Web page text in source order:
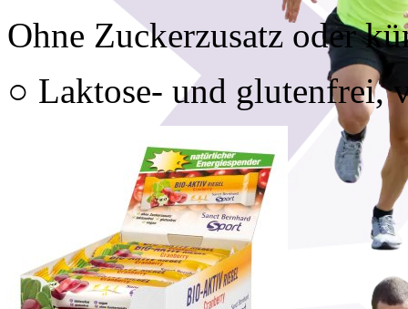
Ohne Zuckerzusatz oder
○ Laktose- und glutenfrei,